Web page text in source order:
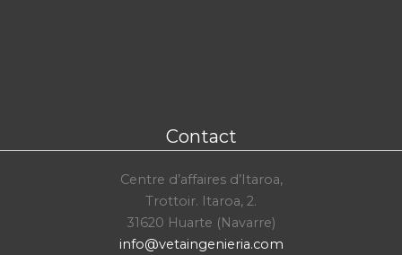
Contact
Centre d’affaires d’Itaroa,
Trottoir. Itaroa, 2.
31620 Huarte (Navarre)
info@vetaingenieria.com